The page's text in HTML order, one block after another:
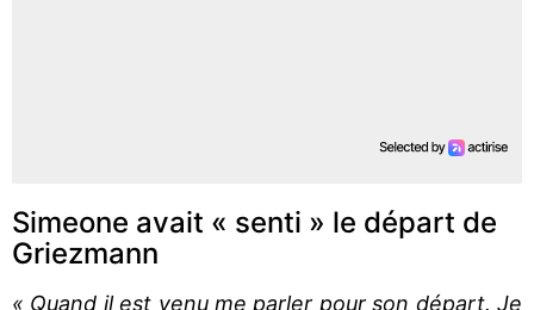
Simeone avait « senti » le départ de
Griezmann
« Quand il est venu me parler pour son départ. Je